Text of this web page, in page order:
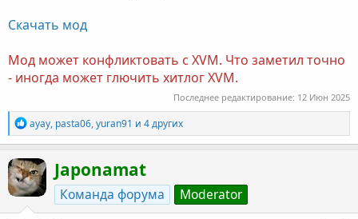
Скачать мод
Мод может конфликтовать с XVM. Что заметил точно
- иногда может глючить хитлог XVM.
Последнее редактирование: 12 Июн 2025
Р
е
а
к
ц
и
и
:
ayay, pasta06,yuran91 и 4 других
Japonamat
Команда форума Moderator